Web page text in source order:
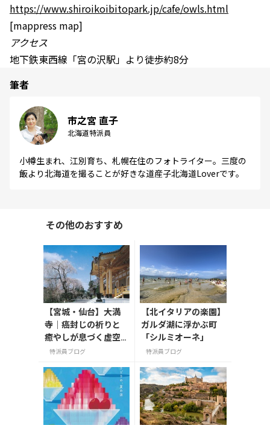
https://www.shiroikoibitopark.jp/cafe/owls.html
[mappress map]
アクセス
地下鉄東西線「宮の沢駅」より徒歩約8分
筆者
市之宮 直子
北海道特派員
小樽生まれ、江別育ち、札幌在住のフォトライター。三度の
飯より北海道を撮ることが好きな道産子北海道Loverです。
その他のおすすめ
【宮城・仙台】大満
寺｜癌封じの祈りと
癒やしが息づく虚空
蔵尊の霊場
特派員ブログ
【北イタリアの楽園】
ガルダ湖に浮かぶ町
「シルミオーネ」
特派員ブログ